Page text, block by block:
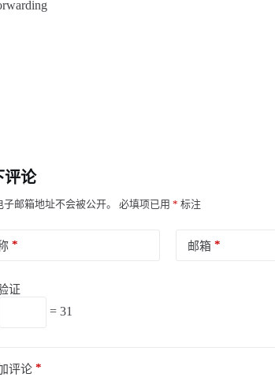
评论
子邮箱地址不会被公开。 必填项已用 * 标注
* 邮箱*
证
= 31
评论 *